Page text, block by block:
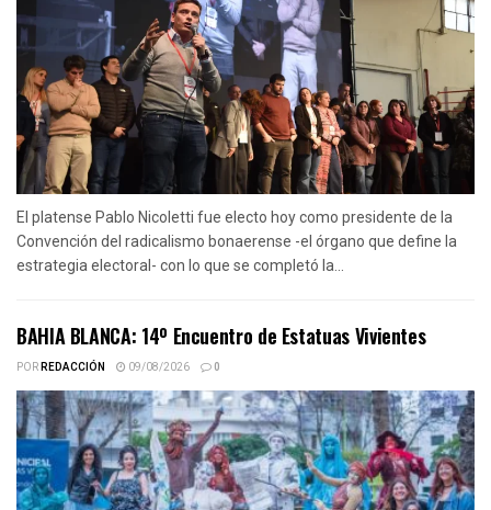
El platense Pablo Nicoletti fue electo hoy como presidente de la
Convención del radicalismo bonaerense -el órgano que define la
estrategia electoral- con lo que se completó la...
BAHIA BLANCA: 14º Encuentro de Estatuas Vivientes
PORREDACCIÓN 09/08/2026 0